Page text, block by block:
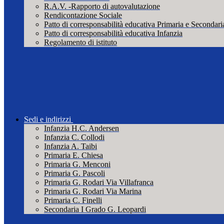
R.A.V. -Rapporto di autovalutazione
Rendicontazione Sociale
Patto di corresponsabilità educativa Primaria e
Patto di corresponsabilità educativa Infanzia
Regolamento di istituto
Sedi e indirizzi
Infanzia H.C. Andersen
Infanzia C. Collodi
Infanzia A. Taibi
Primaria E. Chiesa
Primaria G. Menconi
Primaria G. Pascoli
Primaria G. Rodari Via Villafranca
Primaria G. Rodari Via Marina
Primaria C. Finelli
Secondaria I Grado G. Leopardi